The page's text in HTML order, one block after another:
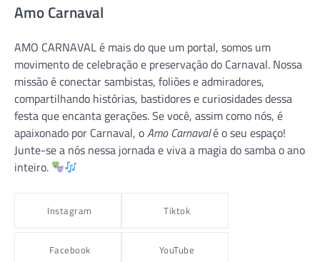
Amo Carnaval
AMO CARNAVAL é mais do que um portal, somos um
movimento de celebração e preservação do Carnaval. Nossa
missão é conectar sambistas, foliões e admiradores,
compartilhando histórias, bastidores e curiosidades dessa
festa que encanta gerações. Se você, assim como nós, é
apaixonado por Carnaval, oAmo Carnavalé o seu espaço!
Junte-se a nós nessa jornada e viva a magia do samba o ano
inteiro.
Instagram Tiktok
Facebook YouTube